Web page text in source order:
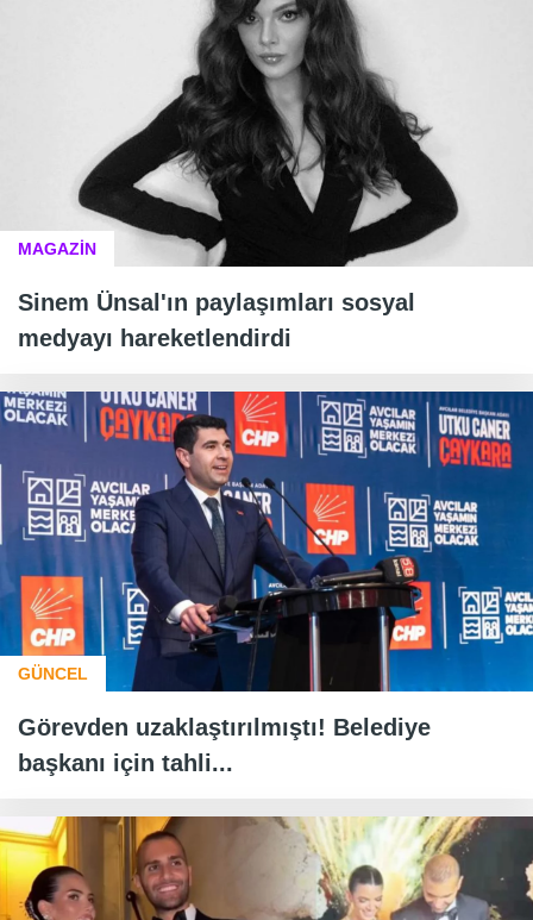
MAGAZİN
Sinem Ünsal'ın paylaşımları sosyal
medyayı hareketlendirdi
GÜNCEL
Görevden uzaklaştırılmıştı! Belediye
başkanı için tahli...